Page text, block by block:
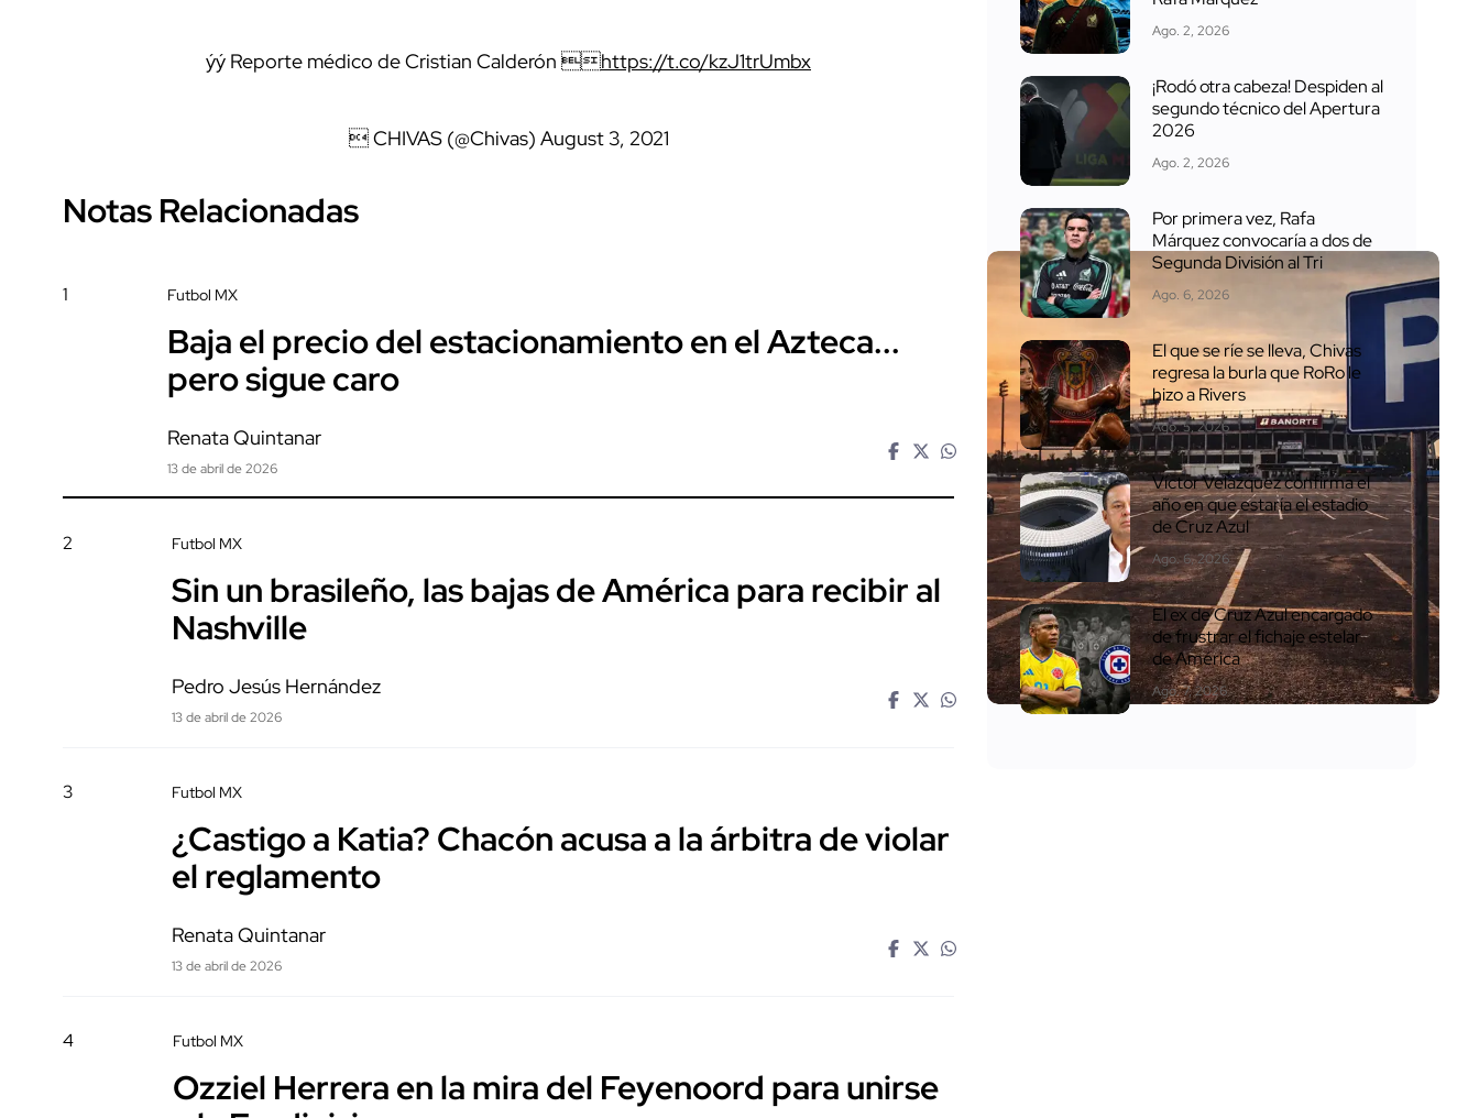
ýý Reporte médico de Cristian Calderón https://t.co/kzJ1trUmbx
 CHIVAS (@Chivas) August 3, 2021
Notas Relacionadas
1 Futbol MX
Baja el precio del estacionamiento en el Azteca...
pero sigue caro
Renata Quintanar
13 de abril de 2026
2 Futbol MX
Sin un brasileño, las bajas de América para recibir al
Nashville
Pedro Jesús Hernández
13 de abril de 2026
3 Futbol MX
¿Castigo a Katia? Chacón acusa a la árbitra de violar
el reglamento
Renata Quintanar
13 de abril de 2026
4 Futbol MX
Ozziel Herrera en la mira del Feyenoord para unirse
Ago. 2, 2026
¡Rodó otra cabeza! Despiden al
segundo técnico del Apertura
2026
Ago. 2, 2026
Por primera vez, Rafa
Márquez convocaría a dos de
Segunda División al Tri
Ago. 6, 2026
El que se ríe se lleva, Chivas
regresa la burla que RoRo le
hizo a Rivers
Ago. 5, 2026
Víctor Velázquez confirma el
año en que estaría el estadio
de Cruz Azul
Ago. 6, 2026
El ex de Cruz Azul encargado
de frustrar el fichaje estelar
de América
Ago. 7, 2026